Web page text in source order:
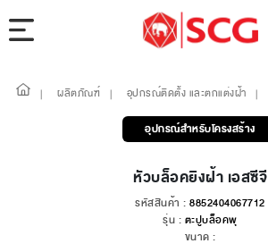
| ผลิตภัณฑ์ | อุปกรณ์ติดตั้ง และตกแต่งฝ้า |
อุปกรณ์สำหรับโครงสร้าง
หัวบล็อคยิงฝ้า เอสซีจี
รหัสสินค้า : 8852404067712
รุ่น : ตะปูบล็อคพุ
ขนาด :